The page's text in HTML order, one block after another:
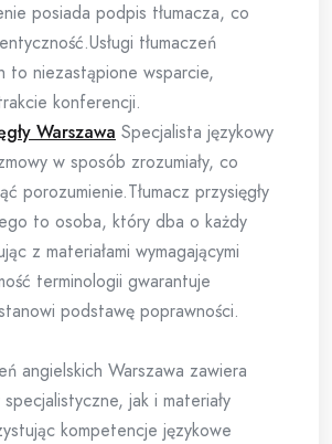
posiada podpis tłumacza, co
tłumaczeń
to niezastąpione wsparcie,
konferencji.
Warszawa Specjalista językowy
w sposób zrozumiały, co
porozumienie.Tłumacz przysięgły
to osoba, który dba o każdy
z materiałami wymagającymi
terminologii gwarantuje
podstawę poprawności.
angielskich Warszawa zawiera
jak i materiały
kompetencje językowe